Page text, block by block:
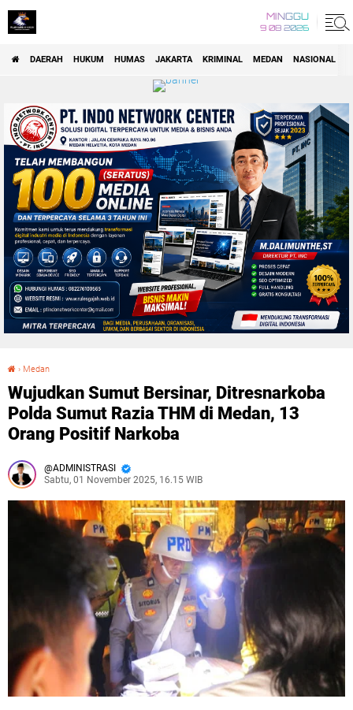
MINGGU
9 08 2026
DAERAH HUKUM HUMAS JAKARTA KRIMINAL MEDAN NASIONAL
› Medan
Wujudkan Sumut Bersinar, Ditresnarkoba
Polda Sumut Razia THM di Medan, 13
Orang Positif Narkoba
ADMINISTRASI
Sabtu, 01 November 2025, 16.15 WIB